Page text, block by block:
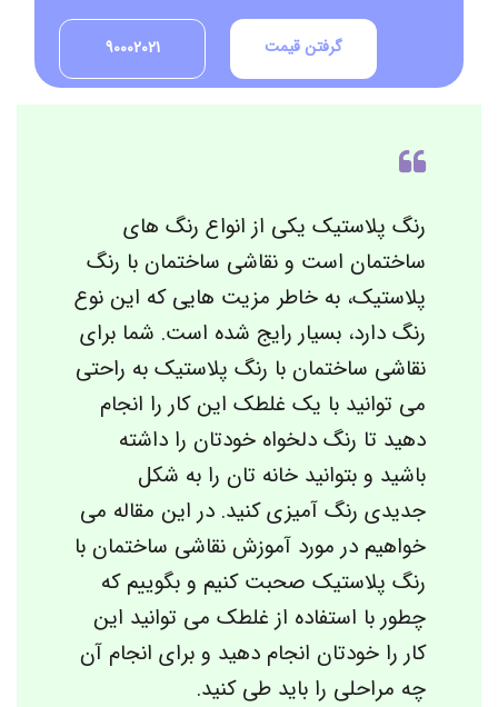
90002021 گرفتن قیمت
رنگ پلاستیک یکی از انواع رنگ های
ساختمان است و نقاشی ساختمان با رنگ
پلاستیک، به خاطر مزیت هایی که این نوع
رنگ دارد، بسیار رایج شده است. شما برای
نقاشی ساختمان با رنگ پلاستیک به راحتی
می توانید با یک غلطک این کار را انجام
دهید تا رنگ دلخواه خودتان را داشته
باشید و بتوانید خانه تان را به شکل
جدیدی رنگ آمیزی کنید. در این مقاله می
خواهیم در مورد آموزش نقاشی ساختمان با
رنگ پلاستیک صحبت کنیم و بگوییم که
چطور با استفاده از غلطک می توانید این
کار را خودتان انجام دهید و برای انجام آن
چه مراحلی را باید طی کنید.